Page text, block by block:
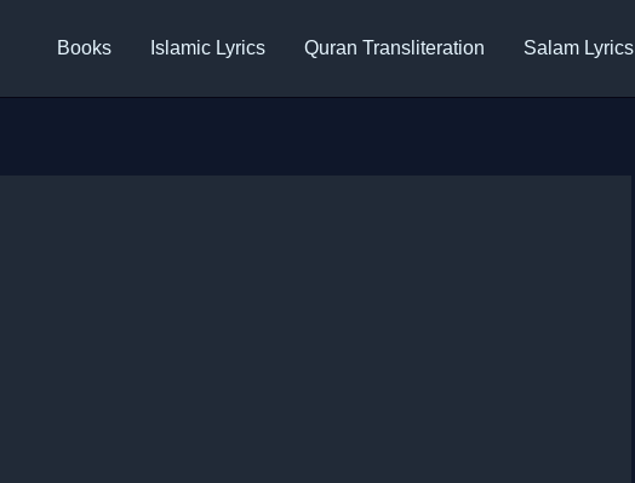
Books Islamic Lyrics Quran Transliteration Salam Lyrics